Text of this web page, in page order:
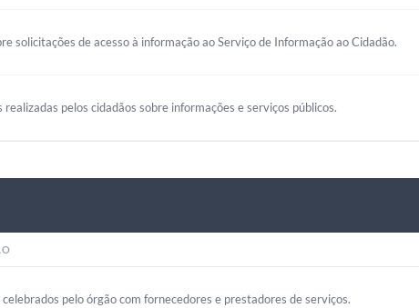
solicitações de acesso à informação ao Serviço de Informação ao Cidadão.
realizadas pelos cidadãos sobre informações e serviços públicos.
pelo órgão com fornecedores e prestadores de serviços.